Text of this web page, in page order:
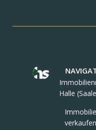
Halle
Immobilie
verkaufen